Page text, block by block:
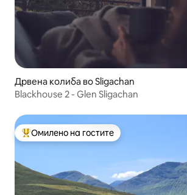
Дрвена колиба во Sligachan
Blackhouse 2 - Glen Sligachan
Меѓу најуспешните „Омилени на гостите“
Омилено на гостите